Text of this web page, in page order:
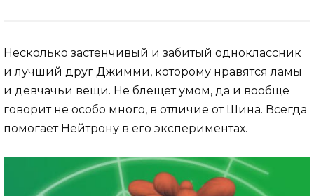
Несколько застенчивый и забитый одноклассник
и лучший друг Джимми, которому нравятся ламы
и девчачьи вещи. Не блещет умом, да и вообще
говорит не особо много, в отличие от Шина. Всегда
помогает Нейтрону в его экспериментах.